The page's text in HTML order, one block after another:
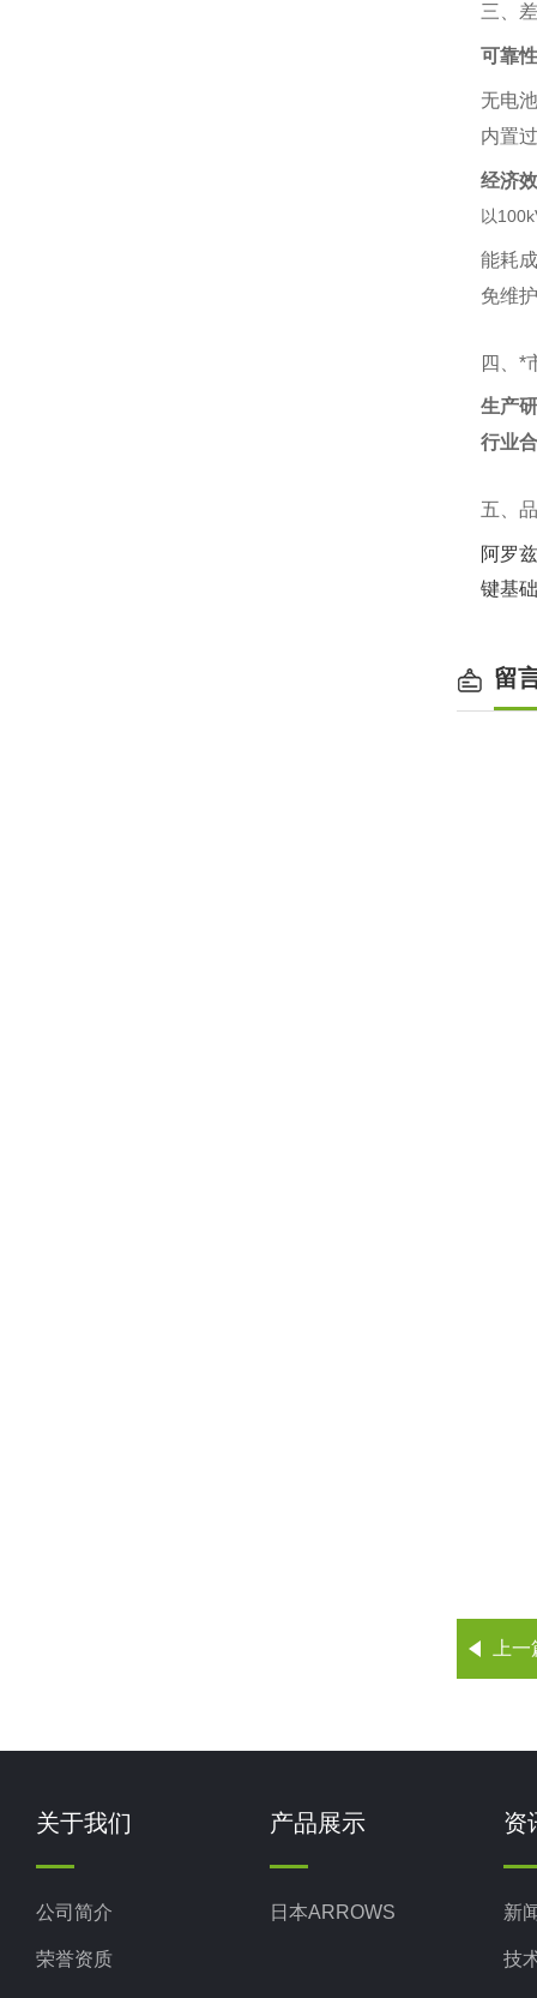
三、
可靠
无电
内置
经济
以
能耗
免维
四、*
生产
行业
五、
阿罗
键基
留
上
关于我们
公司简介
荣誉资质
产品展示
日本ARROWS
资
新
技